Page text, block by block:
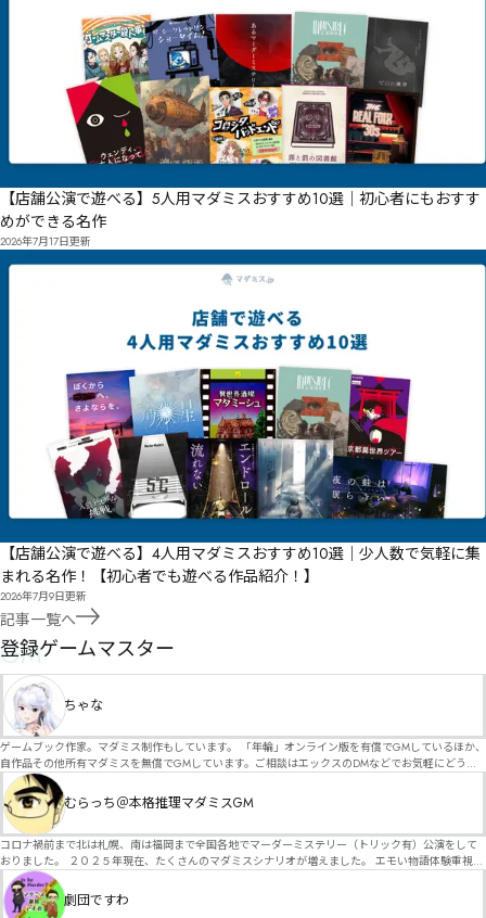
【店舗公演で遊べる】5人用マダミスおすすめ10選｜初心者にもおすす
めができる名作
2026年7月17日更新
【店舗公演で遊べる】4人用マダミスおすすめ10選｜少人数で気軽に集
まれる名作！【初心者でも遊べる作品紹介！】
2026年7月9日更新
記事一覧へ
GM
登録ゲームマスター
ちゃな
ゲームブック作家。マダミス制作もしています。 「年輪」オンライン版を有償でGMしているほか、
自作品その他所有マダミスを無償でGMしています。ご相談はエックスのDMなどでお気軽にどう
ぞ。
むらっち＠本格推理マダミスGM
コロナ禍前まで北は札幌、南は福岡まで全国各地でマーダーミステリー（トリック有）公演をして
おりました。 ２０２５年現在、たくさんのマダミスシナリオが増えました。 エモい物語体験重視の
シナリオがマダミス・マーダーミステリーというジャンル名でたくさんあるため、そのようなシナ
リオは簡単に遊べます。 しかし、２～３時間ずっと考え＆議論して、見たことないトリックが解け
る閃きや犯人として逃げ切る楽しみのある本格推理マーダーミステリーを見つけることが難しくな
劇団ですわ